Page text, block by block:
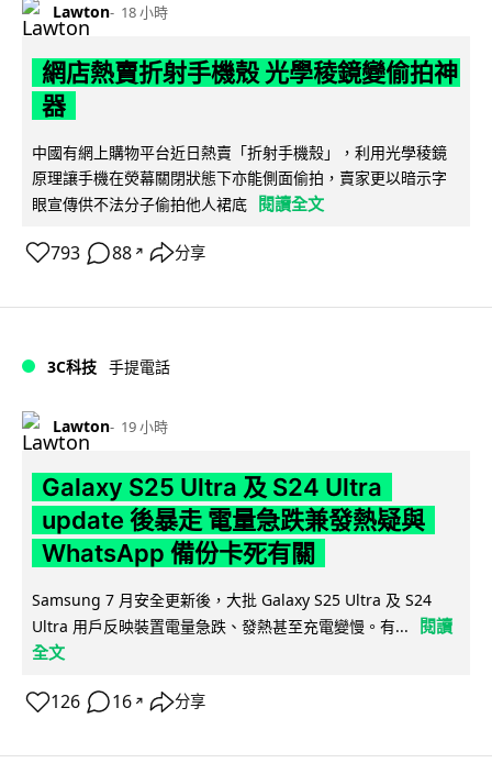
Lawton 18 小時
網店熱賣折射手機殼 光學稜鏡變偷拍神
器
中國有網上購物平台近日熱賣「折射手機殼」，利用光學稜鏡
原理讓手機在熒幕關閉狀態下亦能側面偷拍，賣家更以暗示字
眼宣傳供不法分子偷拍他人裙底 閱讀全文
793 88 ↗ 分享
3C科技 手提電話
Lawton 19 小時
Galaxy S25 Ultra 及 S24 Ultra
update 後暴走 電量急跌兼發熱疑與
WhatsApp 備份卡死有關
Samsung 7 月安全更新後，大批 Galaxy S25 Ultra 及 S24
Ultra 用戶反映裝置電量急跌、發熱甚至充電變慢。有...
閱讀
全文
126 16 ↗ 分享